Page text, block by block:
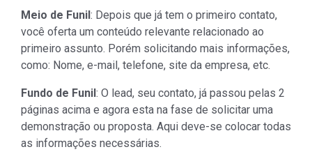
Meio de Funil : Depois que já tem o primeiro contato,
você oferta um conteúdo relevante relacionado ao
primeiro assunto. Porém solicitando mais informações,
como: Nome, e-mail, telefone, site da empresa, etc.
Fundo de Funil : O lead, seu contato, já passou pelas 2
páginas acima e agora esta na fase de solicitar uma
demonstração ou proposta. Aqui deve-se colocar todas
as informações necessárias.